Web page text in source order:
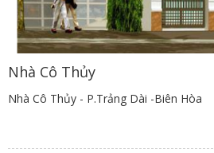
Nhà Cô Thủy
Nhà Cô Thủy - P.Trảng Dài -Biên Hòa